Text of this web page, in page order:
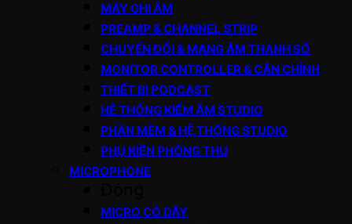
MÁY GHI ÂM
PREAMP & CHANNEL STRIP
CHUYỂN ĐỔI & MẠNG ÂM THANH SỐ
MONITOR CONTROLLER & CÂN CHỈNH
THIẾT BỊ PODCAST
HỆ THỐNG KIỂM ÂM STUDIO
PHẦN MỀM & HỆ THỐNG STUDIO
PHỤ KIỆN PHÒNG THU
MICROPHONE
MICRO CÓ DÂY